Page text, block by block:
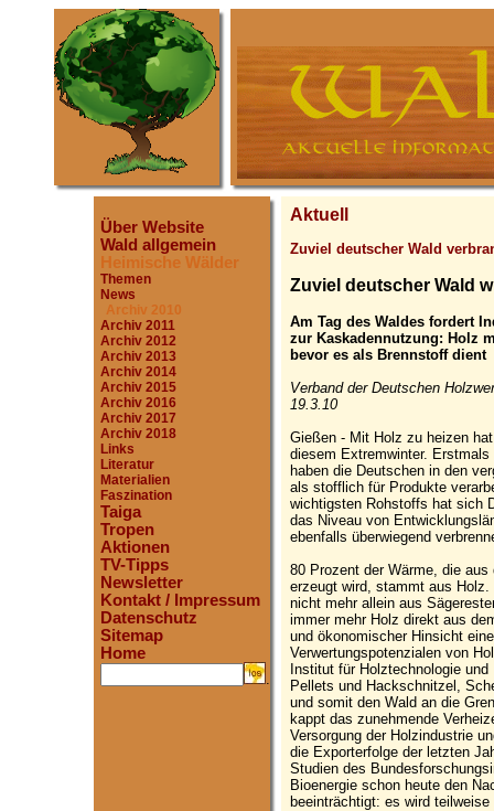
Über Website
Wald allgemein
Heimische Wälder
Themen
News
Archiv 2010
Archiv 2011
Archiv 2012
Archiv 2013
Archiv 2014
Archiv 2015
Archiv 2016
Archiv 2017
Archiv 2018
Links
Literatur
Materialien
Faszination
Taiga
Tropen
Aktionen
TV-Tipps
Newsletter
Kontakt / Impressum
Datenschutz
Sitemap
Home
.
Aktuell
Zuviel deutscher Wald
Zuviel deutscher Wald
Am Tag des Waldes fordert
zur Kaskadennutzung: Holz
bevor es als Brennstoff dient
Verband der Deutschen
19.3.10
Gießen - Mit Holz zu heizen
diesem Extremwinter.
haben die Deutschen in den
als stofflich für Produkte
wichtigsten Rohstoffs hat sich
das Niveau von
ebenfalls überwiegend
80 Prozent der Wärme, die aus
erzeugt wird, stammt aus
nicht mehr allein aus
immer mehr Holz direkt aus
und ökonomischer Hinsicht
Verwertungspotenzialen von
Institut für Holztechnologie
Pellets und Hackschnitzel,
und somit den Wald an die
kappt das zunehmende
Versorgung der Holzindustrie
die Exporterfolge der letzten
Studien des
Bioenergie schon heute den
beeinträchtigt: es wird